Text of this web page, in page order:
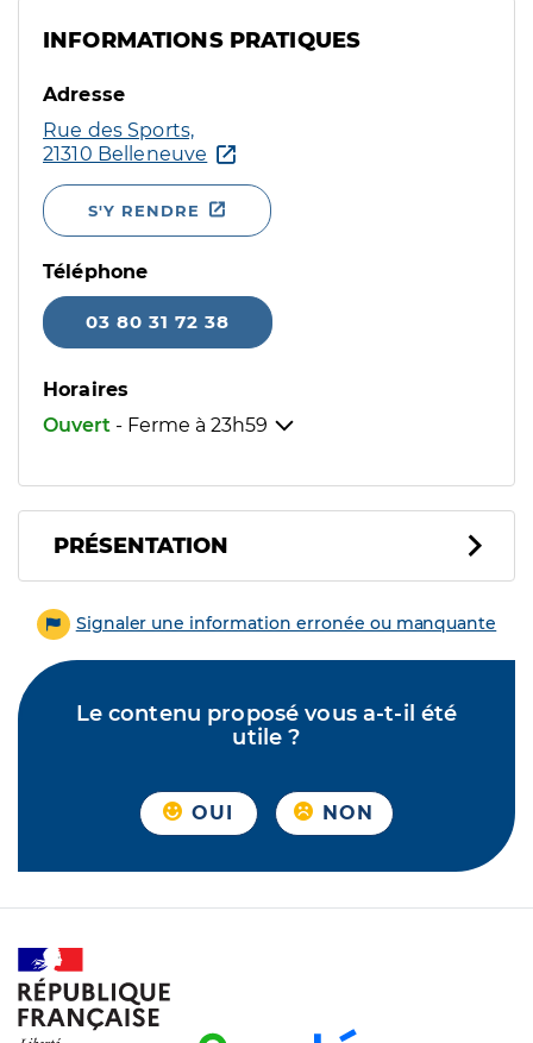
INFORMATIONS PRATIQUES
Adresse
Rue des Sports,
21310 Belleneuve
S'Y RENDRE
Téléphone
03 80 31 72 38
Horaires
Ouvert - Ferme à 23h59
PRÉSENTATION
Signaler une information erronée ou manquante
Le contenu proposé vous a-t-il été
utile ?
OUI NON